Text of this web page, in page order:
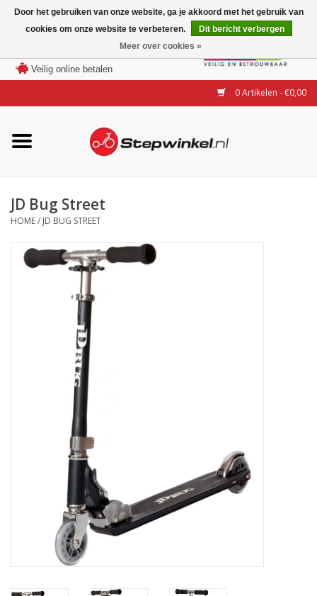
Veilig online betalen
0 Artikelen - €0,00
Merken
Modellen
Accessoires
Steps huren of uitproberen
Occasions
JD Bug Street
HOME/ JD BUG STREET
Door het gebruiken van onze website, ga je akkoord met het gebruik van
cookies om onze website te verbeteren.
Dit bericht verbergen
Meer over cookies »